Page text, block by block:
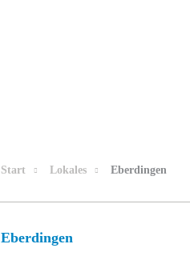
Start Lokales Eberdingen
Eberdingen